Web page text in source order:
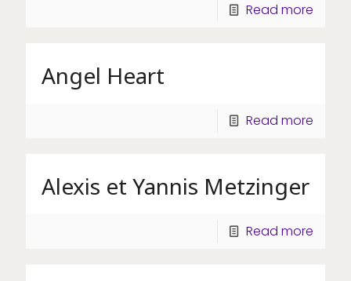
Read more
Angel Heart
Read more
Alexis et Yannis Metzinger
Read more